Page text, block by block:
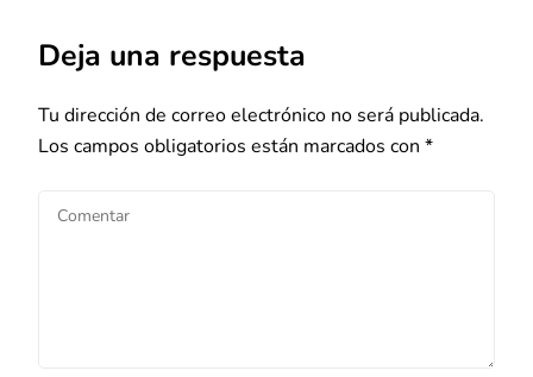
Deja una respuesta
Tu dirección de correo electrónico no será publicada.
Los campos obligatorios están marcados con *